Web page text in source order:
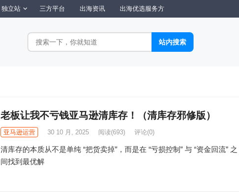
独立站 三方平台 出海资讯 出海优选服务方
老板让我不亏钱亚马逊清库存！（清库存邪修版）
亚马逊运营 30 10 月, 2025 阅读(693) 评论(0)
清库存的本质从不是单纯 “把货卖掉”，而是在 “亏损控制” 与 “资金回流” 之
间找到最优解